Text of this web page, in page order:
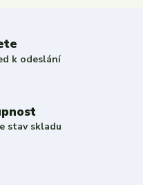
k odeslání
stav skladu